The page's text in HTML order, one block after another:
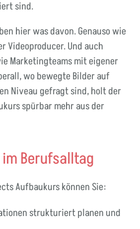
sind.
hier was davon. Genauso wie
Videoproducer. Und auch
Marketingteams mit eigener
wo bewegte Bilder auf
Niveau gefragt sind, holt der
spürbar mehr aus der
Berufsalltag
Aufbaukurs können Sie:
strukturiert planen und